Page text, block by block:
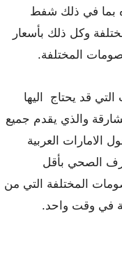
بما في ذلك شفط
وكل ذلك بأسعار
المختلفة.
قد يحتاج اليها
والذي يقدم جميع
الامارات العربية
الصحي بأقل
المختلفة التي من
في وقت واحد.